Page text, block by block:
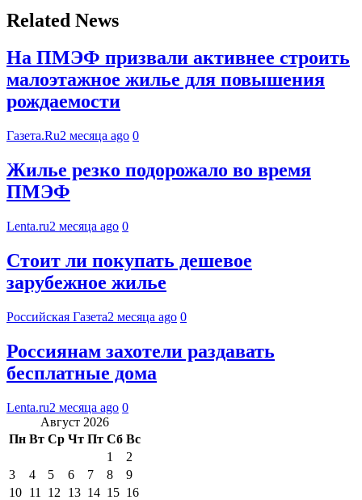
Related News
На ПМЭФ призвали активнее строить
малоэтажное жилье для повышения
рождаемости
Газета.Ru2 месяца ago 0
Жилье резко подорожало во время
ПМЭФ
Lenta.ru2 месяца ago 0
Стоит ли покупать дешевое
зарубежное жилье
Российская Газета2 месяца ago 0
Россиянам захотели раздавать
бесплатные дома
Lenta.ru2 месяца ago 0
Август 2026
Пн Вт Ср Чт Пт Сб Вс
1
2
3
4 5 6 7 8
9
10 11 12 13 14 15 16